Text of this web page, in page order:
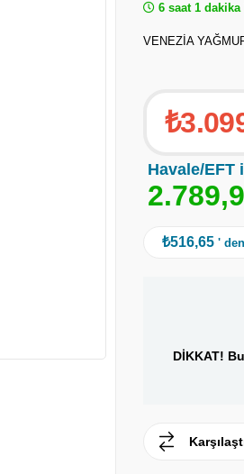
6 saat 1 dakika
VENEZİA
Havale/EFT
2.789,9
₺516,65 '
DİKKAT!